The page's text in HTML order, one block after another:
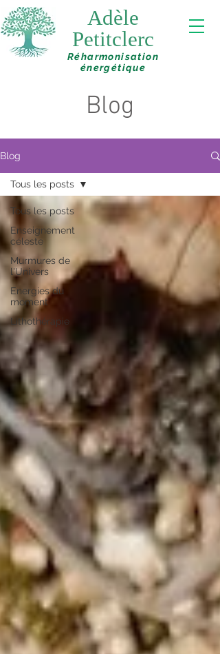
Adèle
Petitclerc
Réharmonisation
énergétique
Blog
Blog
Tous les posts
Enseignement
céleste
Murmures de
l'Univers
Energies du
moment
Lithothérapie
Tous les posts